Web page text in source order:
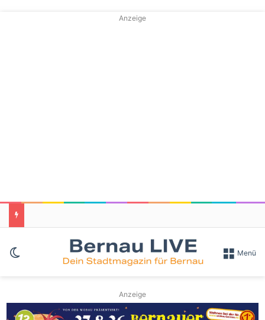
Anzeige
Skin umschalten Menü
Anzeige